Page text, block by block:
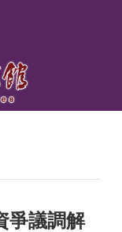
爭議調解